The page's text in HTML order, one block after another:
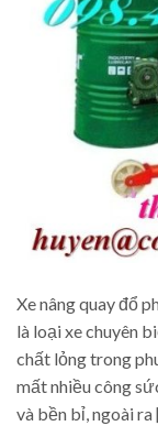
Xe nâng quay đổ
là loại xe chuyên
chất lỏng trong
mất nhiều công
và bền bỉ, ngoài